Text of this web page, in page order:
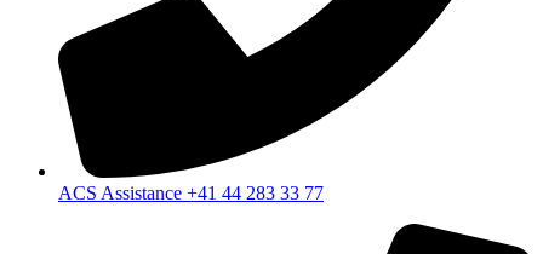
ACS Assistance +41 44 283 33 77